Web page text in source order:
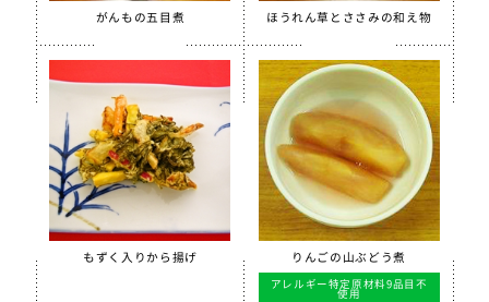
全学栄 枝豆とじゃこの元気ボール
全学栄 野菜ミックスボール
全学栄 ニューミートップ
検索
がんもの五目煮 ほうれん草とささみの和え物
もずく入りから揚げ りんごの山ぶどう煮
アレルギー特定原材料9品目不
使用